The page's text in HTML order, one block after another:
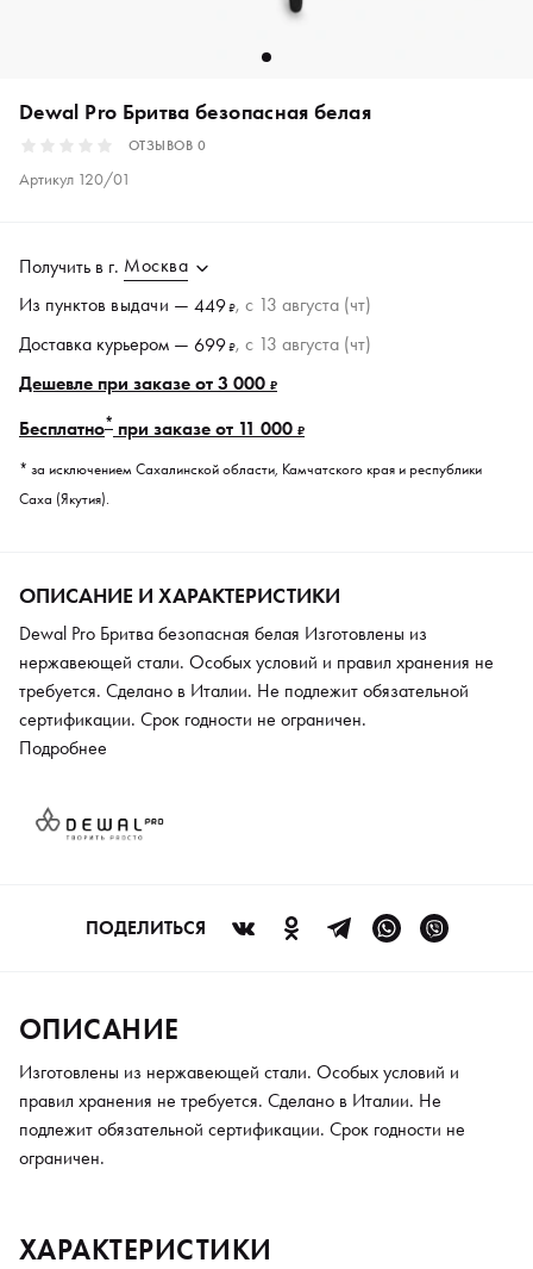
Dewal Pro Бритва безопасная белая
ОТЗЫВОВ 0
Артикул 120/01
Получить в г. Москва
Из пунктов выдачи — 449₽, c 13 августа (чт)
Доставка курьером — 699₽, c 13 августа (чт)
Дешевле при заказе от 3 000 ₽
Бесплатно* при заказе от 11 000 ₽
* за исключением Сахалинской области, Камчатского края и республики
Саха (Якутия).
ОПИСАНИЕ И ХАРАКТЕРИСТИКИ
Dewal Pro Бритва безопасная белая Изготовлены из
нержавеющей стали. Особых условий и правил хранения не
требуется. Сделано в Италии. Не подлежит обязательной
сертификации. Срок годности не ограничен.
Подробнее
ПОДЕЛИТЬСЯ
ОПИСАНИЕ
Изготовлены из нержавеющей стали. Особых условий и
правил хранения не требуется. Сделано в Италии. Не
подлежит обязательной сертификации. Срок годности не
ограничен.
ХАРАКТЕРИСТИКИ